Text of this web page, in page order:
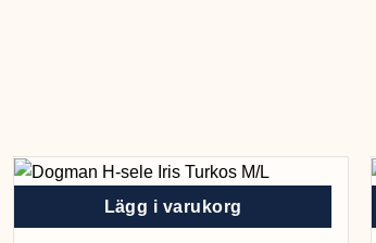
Lägg i varukorg